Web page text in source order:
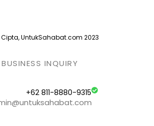
UntukSahabat.com 2023
BUSINESS INQUIRY
+62 811-8880-9315